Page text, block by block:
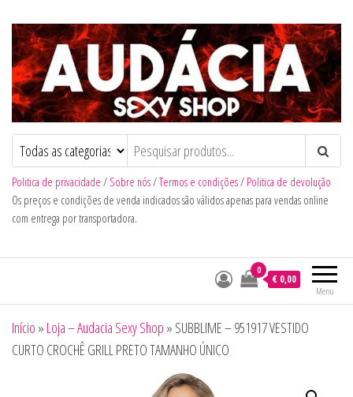
Audacia Sexy Shop
Politica de privacidade / Sobre nós/Termos e condições/ Politica de devolução
Os preços e condições de venda indicados são válidos apenas para vendas online
com entrega por transportadora.
Menu
0
€ 0,00
Início » Loja – Audacia Sexy Shop » SUBBLIME – 951917 VESTIDO
CURTO CROCHÊ GRILL PRETO TAMANHO ÚNICO